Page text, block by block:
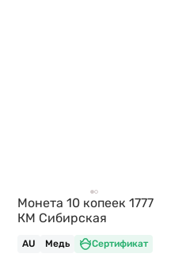
Монета 10 копеек 1777
КМ Сибирская
AU Медь Сертификат